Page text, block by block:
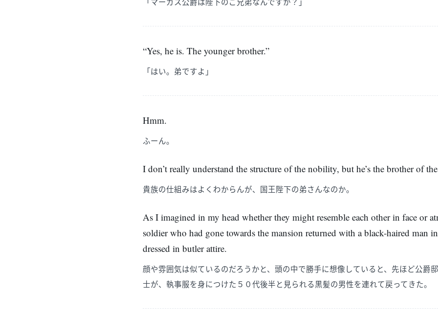
“Yes, he is. The younger brother.”
「はい。弟ですよ」
Hmm.
ふーん。
I don’t really understand the structure of the nobility, but he’s the brother of
貴族の仕組みはよくわからんが、国王陛下の弟さんなのか。
As I imagined in my head whether they might resemble each other in face or
soldier who had gone towards the mansion returned with a black-haired man
dressed in butler attire.
顔や雰囲気は似ているのだろうかと、頭の中で勝手に想像していると、先ほど公爵
士が、執事服を身につけた５０代後半と見られる黒髪の男性を連れて戻ってきた。